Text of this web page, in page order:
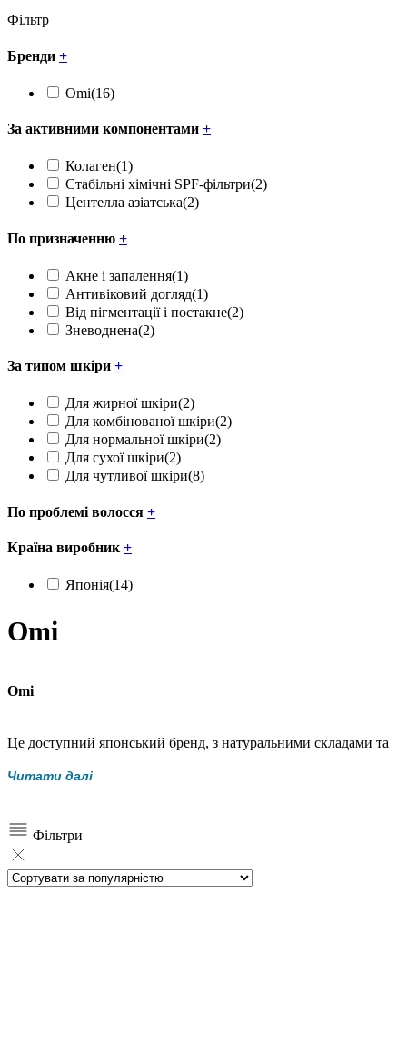
Фільтр
Бренди +
Omi(16)
За активними компонентами +
Колаген(1)
Стабільні хімічні SPF-фільтри(2)
Центелла азіатська(2)
По призначенню +
Акне і запалення(1)
Антивіковий догляд(1)
Від пігментації і постакне(2)
Зневоднена(2)
За типом шкіри +
Для жирної шкіри(2)
Для комбінованої шкіри(2)
Для нормальної шкіри(2)
Для сухої шкіри(2)
Для чутливої шкіри(8)
По проблемі волосся +
Країна виробник +
Японія(14)
Omi
Omi
Це доступний японський бренд, з натуральними складами та
Читати далі
Фільтри